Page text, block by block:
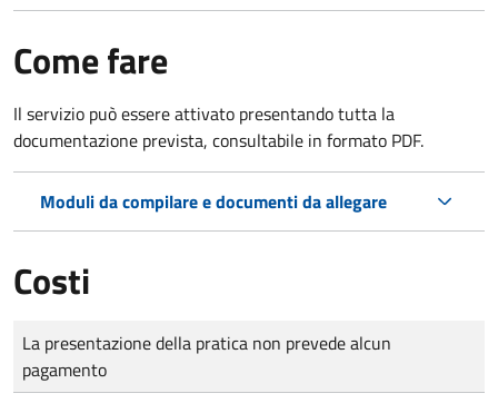
Come fare
Il servizio può essere attivato presentando tutta la
documentazione prevista, consultabile in formato PDF.
Moduli da compilare e documenti da allegare
Costi
Tipo di pagamento
Importo
La presentazione della pratica non prevede alcun
pagamento